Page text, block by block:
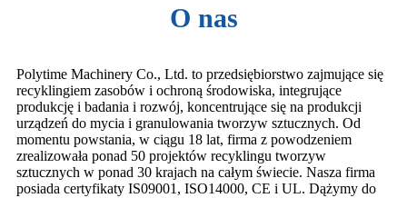
O nas
Polytime Machinery Co., Ltd. to przedsiębiorstwo zajmujące się
recyklingiem zasobów i ochroną środowiska, integrujące
produkcję i badania i rozwój, koncentrujące się na produkcji
urządzeń do mycia i granulowania tworzyw sztucznych. Od
momentu powstania, w ciągu 18 lat, firma z powodzeniem
zrealizowała ponad 50 projektów recyklingu tworzyw
sztucznych w ponad 30 krajach na całym świecie. Nasza firma
posiada certyfikaty IS09001, ISO14000, CE i UL. Dążymy do